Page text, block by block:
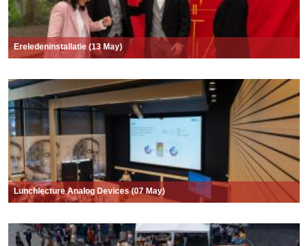
Ereledeninstallatie (13 May)
Lunchlecture Analog Devices (07 May)